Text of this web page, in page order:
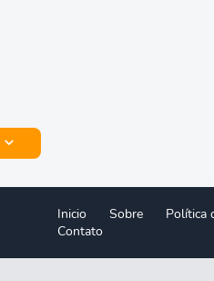
Inicio Sobre Política
Contato